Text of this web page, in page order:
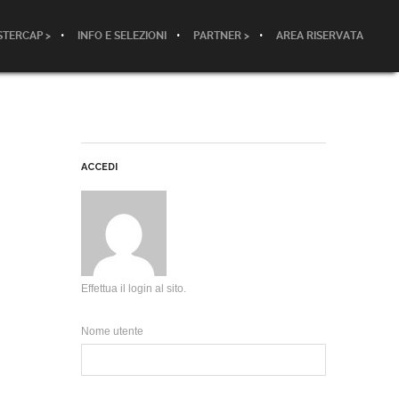
> INFO E SELEZIONI PARTNER > AREA RISERVATA
ACCEDI
Effettua il login al sito.
Nome utente